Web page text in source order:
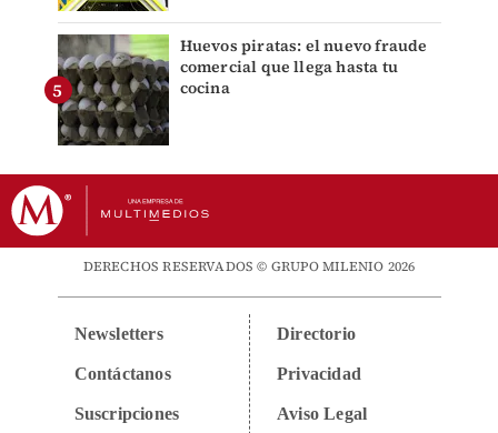
Huevos piratas: el nuevo fraude
comercial que llega hasta tu
cocina
DERECHOS RESERVADOS © GRUPO MILENIO 2026
Newsletters
Contáctanos
Suscripciones
Directorio
Privacidad
Aviso Legal